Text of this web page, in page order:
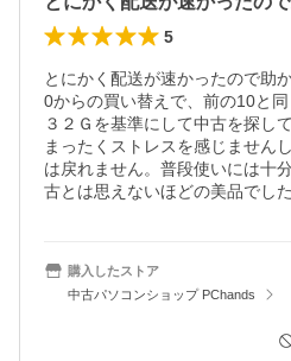
5
とにかく配送が速かったので助
0からの買い替えで、前の10と
３２Ｇを基準にして中古を探し
まったくストレスを感じません
は戻れません。普段使いには十
古とは思えないほどの美品でした
購入したストア
中古パソコンショップ PChands